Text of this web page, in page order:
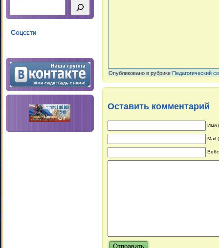
Соцсети
Опубликовано в рубрике Педагогический
Оставить комментарий
Имя
Mail